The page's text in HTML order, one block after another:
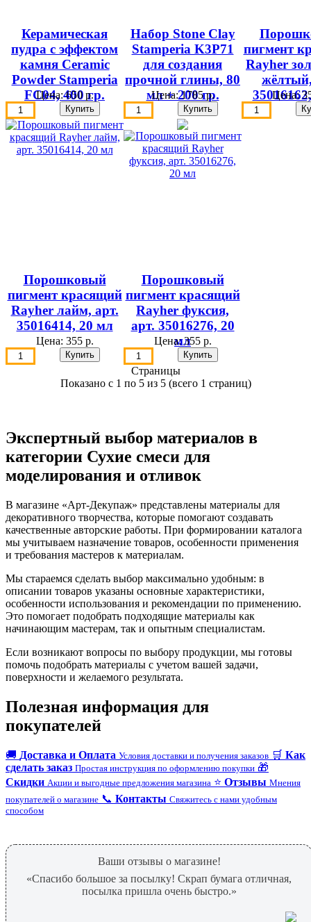
Керамическая
пудра с эффектом
камня Ceramic
Powder Stamperia
FC04, 400 гр.
Цена:650 р.
Набор Stone Clay
Stamperia K3P71
для создания
прочной глины, 80
мл + 200 гр.
Цена:1785 р.
пигмент
Rayher
Цена:
Порошковый
пигмент красящий
Rayher лайм, арт.
35016414, 20 мл
Цена: 355 р.
Порошковый
пигмент красящий
Rayher фуксия,
арт. 35016276, 20
мл
Цена:355 р.
Страницы
Показано с 1 по 5 из 5 (всего 1 страниц)
Экспертный выбор материалов в
категории Сухие смеси для
моделирования и отливок
В магазине «Арт-Декупаж» представлены материалы для
декоративного творчества, которые помогают создавать
качественные авторские работы. При формировании каталога
мы учитываем назначение товаров, особенности применения
и требования мастеров к материалам.
Мы стараемся сделать выбор максимально удобным: в
описании товаров указаны основные характеристики,
особенности использования и рекомендации по применению.
Это помогает подобрать подходящие материалы как
начинающим мастерам, так и опытным специалистам.
Если возникают вопросы по выбору продукции, мы готовы
помочь подобрать материалы с учетом вашей задачи,
поверхности и желаемого результата.
Полезная информация для
покупателей
🚚 Доставка и Оплата Условия доставки и получения заказов 🛒 Как
сделать заказ Простая инструкция по оформлению покупки 🎁
Скидки Акции и выгодные предложения магазина ⭐ Отзывы Мнения
покупателей о магазине 📞 Контакты Свяжитесь с нами удобным
способом
Ваши отзывы о магазине!
«Спасибо большое за посылку! Скрап бумага отличная,
посылка пришла очень быстро.»